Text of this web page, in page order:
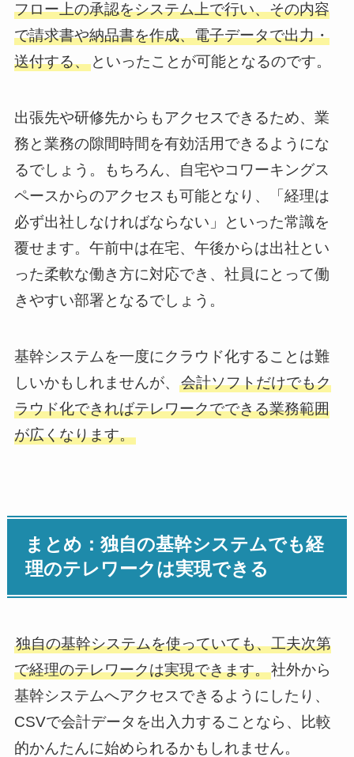
フロー上の承認をシステム上で行い、その内容
で請求書や納品書を作成、電子データで出力・
送付する、といったことが可能となるのです。
出張先や研修先からもアクセスできるため、業
務と業務の隙間時間を有効活用できるようにな
るでしょう。もちろん、自宅やコワーキングス
ペースからのアクセスも可能となり、「経理は
必ず出社しなければならない」といった常識を
覆せます。午前中は在宅、午後からは出社とい
った柔軟な働き方に対応でき、社員にとって働
きやすい部署となるでしょう。
基幹システムを一度にクラウド化することは難
しいかもしれませんが、 会計ソフトだけでもク
ラウド化できればテレワークでできる業務範囲
が広くなります。
まとめ：独自の基幹システムでも経
理のテレワークは実現できる
独自の基幹システムを使っていても、工夫次第
で経理のテレワークは実現できます。社外から
基幹システムへアクセスできるようにしたり、
CSVで会計データを出入力することなら、比較
的かんたんに始められるかもしれません。